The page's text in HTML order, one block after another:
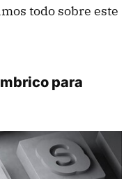
todo sobre este
para